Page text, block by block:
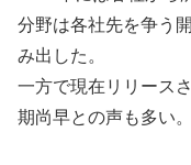
分野は各社先を争う
み出した。
一方で現在リリース
期尚早との声も多い。